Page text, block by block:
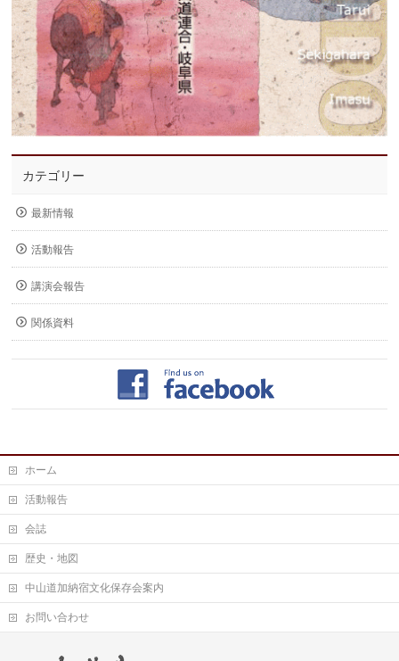
カテゴリー
最新情報
活動報告
講演会報告
関係資料
ホーム
活動報告
会誌
歴史・地図
中山道加納宿文化保存会案内
お問い合わせ